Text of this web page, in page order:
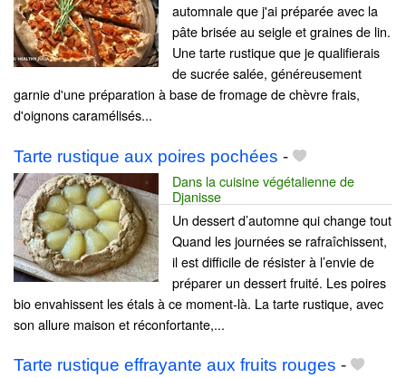
automnale que j'ai préparée avec la
pâte brisée au seigle et graines de lin.
Une tarte rustique que je qualifierais
de sucrée salée, généreusement
garnie d'une préparation à base de fromage de chèvre frais,
d'oignons caramélisés...
Tarte rustique aux poires pochées -
Dans la cuisine végétalienne de
Djanisse
Un dessert d’automne qui change tout
Quand les journées se rafraîchissent,
il est difficile de résister à l’envie de
préparer un dessert fruité. Les poires
bio envahissent les étals à ce moment-là. La tarte rustique, avec
son allure maison et réconfortante,...
Tarte rustique effrayante aux fruits rouges -